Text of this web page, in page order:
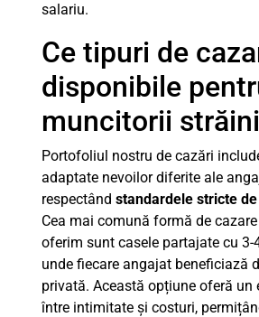
salariu.
Ce tipuri de
disponibile
muncitorii
Portofoliul nostru de cazări
adaptate nevoilor diferite ale
respectând standardele stricte
Cea mai comună formă de
oferim sunt casele partajate cu 3-
unde fiecare angajat beneficiază
privată. Această opțiune oferă un
între intimitate și costuri,